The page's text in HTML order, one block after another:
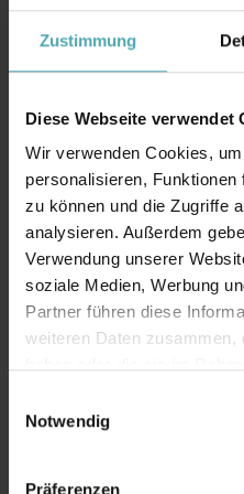
Zustimmung
Diese Webseite verwendet
Wir verwenden Cookies,
personalisieren,
zu können und die Zugriffe
analysieren. Außerdem
Verwendung unserer
soziale Medien, Werbung
Partner führen diese
weiteren Daten zusammen,
Notwendig
Präferenzen
Heizstrahlern,
Sie erhalten sofort Ihr
Jetzt Markise
Bitte akzeptieren Sie
damit Sie diesen